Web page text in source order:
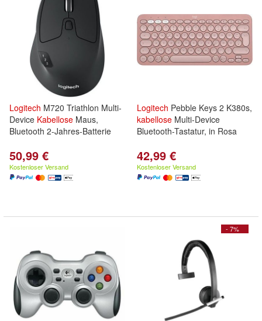
Logitech M720 Triathlon Multi-
Device Kabellose Maus,
Bluetooth 2-Jahres-Batterie
50,99 €
Kostenloser Versand
Logitech Pebble Keys 2 K380s,
kabellose Multi-Device
Bluetooth-Tastatur, in Rosa
42,99 €
Kostenloser Versand
- 7%